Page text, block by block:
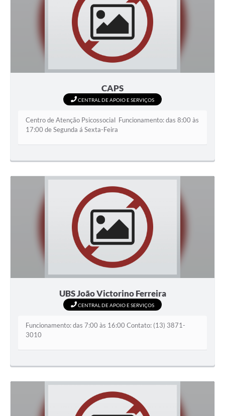
CAPS
CENTRAL DE APOIO E SERVIÇOS
Centro de Atenção Psicossocial Funcionamento: das 8:00 às
17:00 de Segunda á Sexta-Feira
UBS João Victorino Ferreira
CENTRAL DE APOIO E SERVIÇOS
Funcionamento: das 7:00 às 16:00 Contato: (13) 3871-
3010